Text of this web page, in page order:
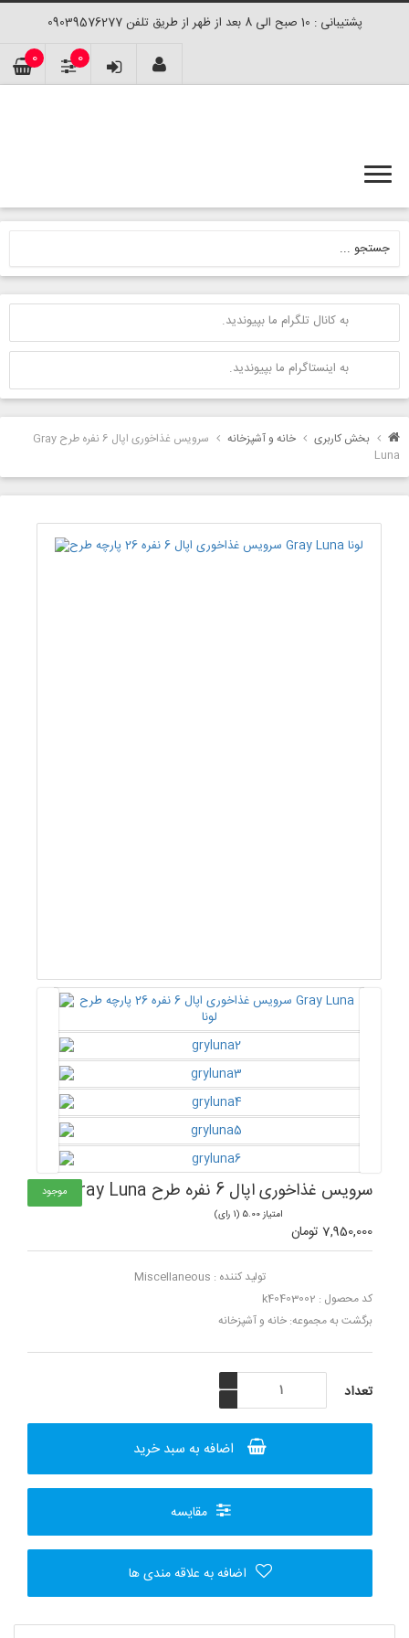
پشتیبانی : 10 صبح الی 8 بعد از ظهر از طریق تلفن 09039576277
0 0
به کانال تلگرام ما بپیوندید.
به اینستاگرام ما بپیوندید.
بخش کاربری خانه و آشپزخانه
سرویس غذاخوری اپال 6 نفره طرح Gray
Luna
سرویس غذاخوری اپال 6 نفره طرح Gray Luna موجود
امتیاز 5.00 (1 رای)
7,950,000 تومان
تولید کننده : Miscellaneous
کد محصول : k40403002
برگشت به مجموعه: خانه و آشپزخانه
اضافه به سبد خرید
مقایسه
اضافه به علاقه مندی ها